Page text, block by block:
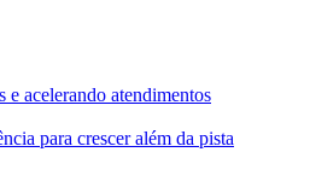
acelerando atendimentos
para crescer além da pista